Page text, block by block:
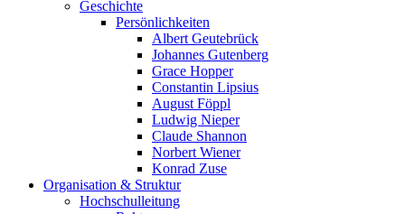
Geschichte
Persönlichkeiten
Albert Geutebrück
Johannes Gutenberg
Grace Hopper
Constantin Lipsius
August Föppl
Ludwig Nieper
Claude Shannon
Norbert Wiener
Konrad Zuse
Organisation & Struktur
Hochschulleitung